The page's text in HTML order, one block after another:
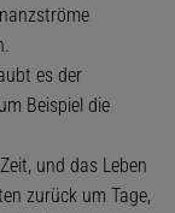
es der
Beispiel die
und das Leben
zurück um Tage,